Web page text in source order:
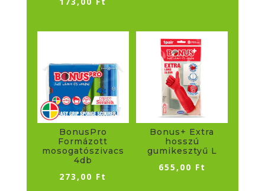
BonusPro
Formázott
mosogatószivacs
4db
273,00 Ft
Bonus+ Extra
hosszú
gumikesztyű L
655,00 Ft